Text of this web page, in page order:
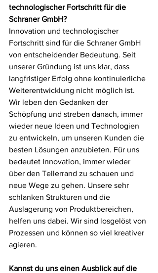
technologischer Fortschritt für die
Schraner GmbH?
Innovation und technologischer
Fortschritt sind für die Schraner GmbH
von entscheidender Bedeutung. Seit
unserer Gründung ist uns klar, dass
langfristiger Erfolg ohne kontinuierliche
Weiterentwicklung nicht möglich ist.
Wir leben den Gedanken der
Schöpfung und streben danach, immer
wieder neue Ideen und Technologien
zu entwickeln, um unseren Kunden die
besten Lösungen anzubieten. Für uns
bedeutet Innovation, immer wieder
über den Tellerrand zu schauen und
neue Wege zu gehen. Unsere sehr
schlanken Strukturen und die
Auslagerung von Produktbereichen,
helfen uns dabei. Wir sind losgelöst von
Prozessen und können so viel kreativer
agieren.
Kannst du uns einen Ausblick auf die